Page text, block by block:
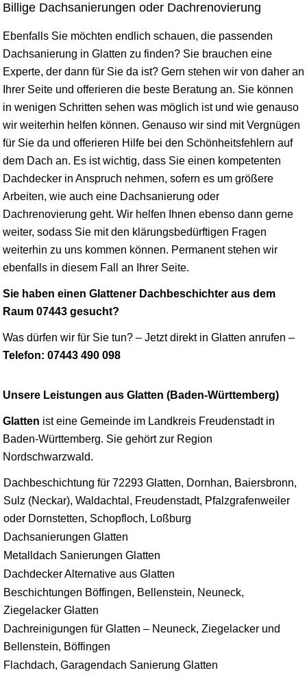
Billige Dachsanierungen oder Dachrenovierung
Ebenfalls Sie möchten endlich schauen, die passenden
Dachsanierung in Glatten zu finden? Sie brauchen eine
Experte, der dann für Sie da ist? Gern stehen wir von daher an
Ihrer Seite und offerieren die beste Beratung an. Sie können
in wenigen Schritten sehen was möglich ist und wie genauso
wir weiterhin helfen können. Genauso wir sind mit Vergnügen
für Sie da und offerieren Hilfe bei den Schönheitsfehlern auf
dem Dach an. Es ist wichtig, dass Sie einen kompetenten
Dachdecker in Anspruch nehmen, sofern es um größere
Arbeiten, wie auch eine Dachsanierung oder
Dachrenovierung geht. Wir helfen Ihnen ebenso dann gerne
weiter, sodass Sie mit den klärungsbedürftigen Fragen
weiterhin zu uns kommen können. Permanent stehen wir
ebenfalls in diesem Fall an Ihrer Seite.
Sie haben einen Glattener Dachbeschichter aus dem
Raum 07443 gesucht?
Was dürfen wir für Sie tun? – Jetzt direkt in Glatten anrufen –
Telefon: 07443 490 098
Unsere Leistungen aus Glatten (Baden-Württemberg)
Glatten ist eine Gemeinde im Landkreis Freudenstadt in
Baden-Württemberg. Sie gehört zur Region
Nordschwarzwald.
Dachbeschichtung für 72293 Glatten, Dornhan, Baiersbronn,
Sulz (Neckar), Waldachtal, Freudenstadt, Pfalzgrafenweiler
oder Dornstetten, Schopfloch, Loßburg
Dachsanierungen Glatten
Metalldach Sanierungen Glatten
Dachdecker Alternative aus Glatten
Beschichtungen Böffingen, Bellenstein, Neuneck,
Ziegelacker Glatten
Dachreinigungen für Glatten – Neuneck, Ziegelacker und
Bellenstein, Böffingen
Flachdach, Garagendach Sanierung Glatten